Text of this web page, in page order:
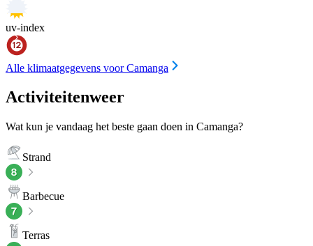
uv-index
Alle klimaatgegevens voor Camanga
Activiteitenweer
Wat kun je vandaag het beste gaan doen in Camanga?
Strand
Barbecue
Terras